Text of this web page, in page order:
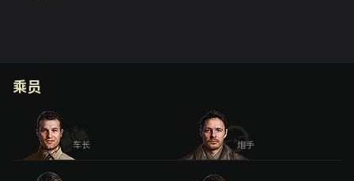
乘员
车长 炮手